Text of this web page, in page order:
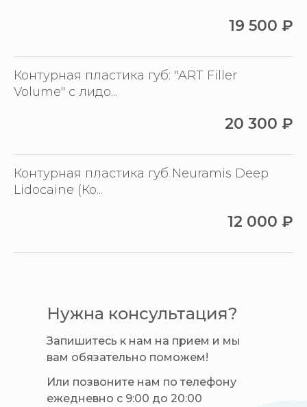
19 500 ₽
Контурная пластика губ: "ART Filler
Volume" с лидо...
20 300 ₽
Контурная пластика губ Neuramis Deep
Lidocaine (Ко...
12 000 ₽
Нужна консультация?
Запишитесь к нам на прием и мы
вам обязательно поможем!
Или позвоните нам по телефону
ежедневно с 9:00 до 20:00